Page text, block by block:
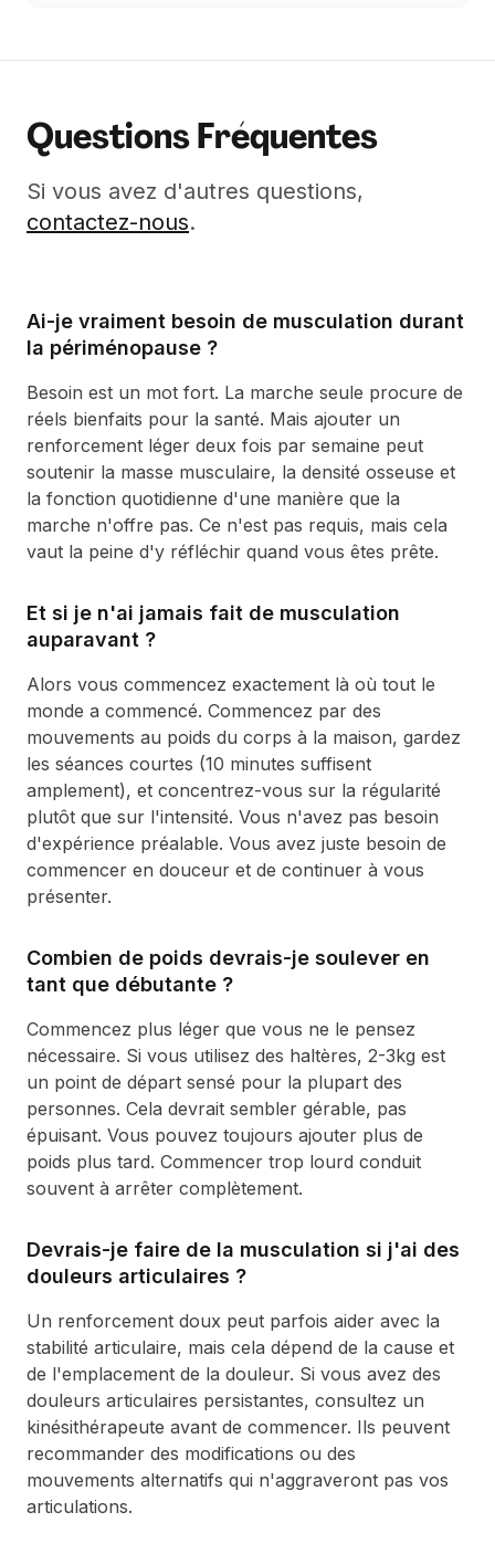
Questions Fréquentes
Si vous avez d'autres questions,
contactez-nous.
Ai-je vraiment besoin de musculation durant
la périménopause ?
Besoin est un mot fort. La marche seule procure de
réels bienfaits pour la santé. Mais ajouter un
renforcement léger deux fois par semaine peut
soutenir la masse musculaire, la densité osseuse et
la fonction quotidienne d'une manière que la
marche n'offre pas. Ce n'est pas requis, mais cela
vaut la peine d'y réfléchir quand vous êtes prête.
Et si je n'ai jamais fait de musculation
auparavant ?
Alors vous commencez exactement là où tout le
monde a commencé. Commencez par des
mouvements au poids du corps à la maison, gardez
les séances courtes (10 minutes suffisent
amplement), et concentrez-vous sur la régularité
plutôt que sur l'intensité. Vous n'avez pas besoin
d'expérience préalable. Vous avez juste besoin de
commencer en douceur et de continuer à vous
présenter.
Combien de poids devrais-je soulever en
tant que débutante ?
Commencez plus léger que vous ne le pensez
nécessaire. Si vous utilisez des haltères, 2-3kg est
un point de départ sensé pour la plupart des
personnes. Cela devrait sembler gérable, pas
épuisant. Vous pouvez toujours ajouter plus de
poids plus tard. Commencer trop lourd conduit
souvent à arrêter complètement.
Devrais-je faire de la musculation si j'ai des
douleurs articulaires ?
Un renforcement doux peut parfois aider avec la
stabilité articulaire, mais cela dépend de la cause et
de l'emplacement de la douleur. Si vous avez des
douleurs articulaires persistantes, consultez un
kinésithérapeute avant de commencer. Ils peuvent
recommander des modifications ou des
mouvements alternatifs qui n'aggraveront pas vos
articulations.